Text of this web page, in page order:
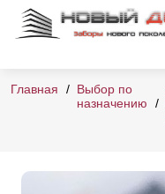
Главная
Выбор по
назначению